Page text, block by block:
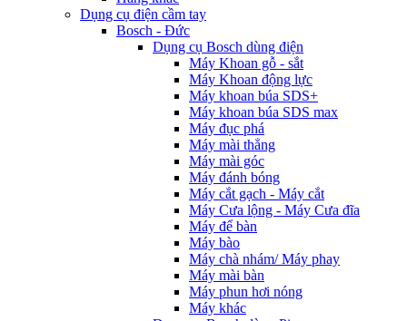
Dụng cụ điện cầm tay
Bosch - Đức
Dụng cụ Bosch dùng điện
Máy Khoan gỗ - sắt
Máy Khoan động lực
Máy khoan búa SDS+
Máy khoan búa SDS max
Máy đục phá
Máy mài thẳng
Máy mài góc
Máy đánh bóng
Máy cắt gạch - Máy cắt
Máy Cưa lộng - Máy Cưa đĩa
Máy để bàn
Máy bào
Máy chà nhám/ Máy phay
Máy mài bàn
Máy phun hơi nóng
Máy khác